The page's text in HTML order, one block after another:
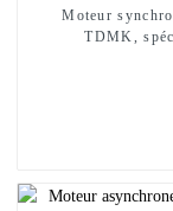
Moteur
TDMK,